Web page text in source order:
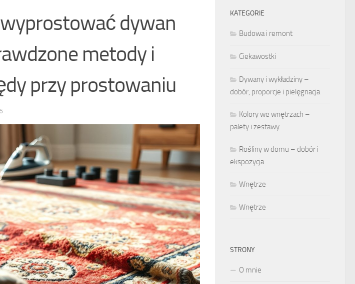
dywan
metody i
przy prostowaniu
KATEGORIE
Budowa i remont
Ciekawostki
Dywany i wykładziny –
dobór, proporcje i pielęgnacja
Kolory we wnętrzach –
palety i zestawy
Rośliny w domu – dobór i
ekspozycja
Wnętrze
Wnętrze
STRONY
O mnie